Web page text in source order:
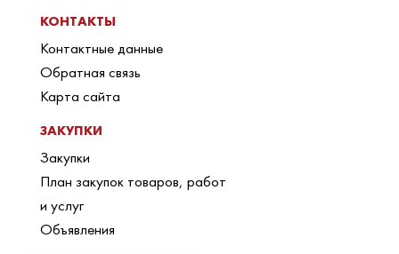
КОНТАКТЫ
Контактные данные
Обратная связь
Карта сайта
ЗАКУПКИ
Закупки
План закупок товаров, работ
и услуг
Объявления